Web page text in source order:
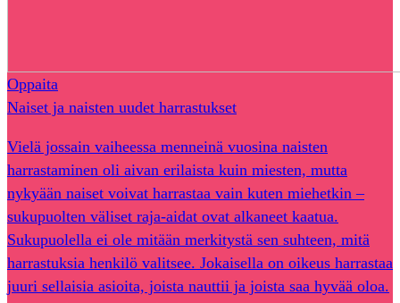
Oppaita
Naiset ja naisten uudet harrastukset
Vielä jossain vaiheessa menneinä vuosina naisten
harrastaminen oli aivan erilaista kuin miesten, mutta
nykyään naiset voivat harrastaa vain kuten miehetkin –
sukupuolten väliset raja-aidat ovat alkaneet kaatua.
Sukupuolella ei ole mitään merkitystä sen suhteen, mitä
harrastuksia henkilö valitsee. Jokaisella on oikeus harrastaa
juuri sellaisia asioita, joista nauttii ja joista saa hyvää oloa.